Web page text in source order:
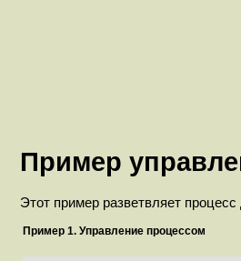
Пример
Этот пример разветвляет
Пример 1. Управление процессом